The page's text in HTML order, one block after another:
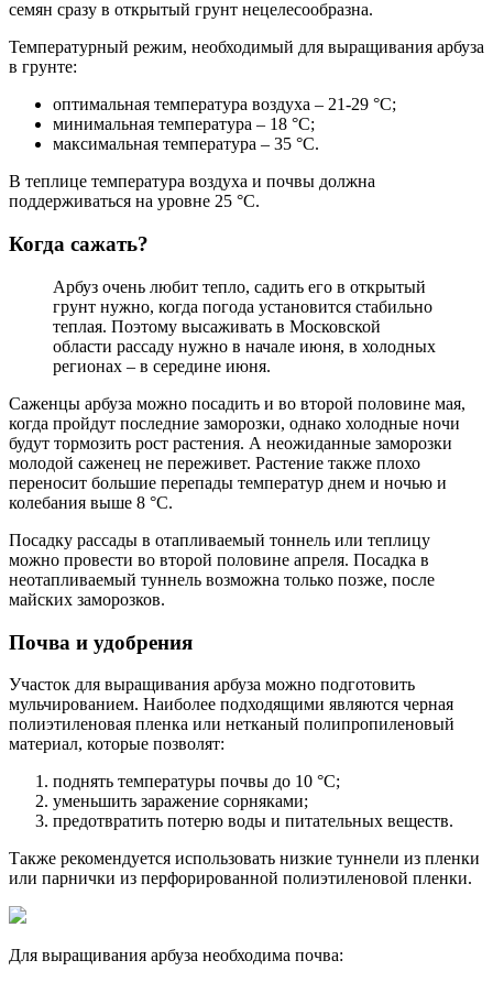
семян сразу в открытый грунт нецелесообразна.
Температурный режим, необходимый для выращивания арбуза
в грунте:
оптимальная температура воздуха – 21-29 °С;
минимальная температура – 18 °С;
максимальная температура – 35 °С.
В теплице температура воздуха и почвы должна
поддерживаться на уровне 25 °С.
Когда сажать?
Арбуз очень любит тепло, садить его в открытый
грунт нужно, когда погода установится стабильно
теплая. Поэтому высаживать в Московской
области рассаду нужно в начале июня, в холодных
регионах – в середине июня.
Саженцы арбуза можно посадить и во второй половине мая,
когда пройдут последние заморозки, однако холодные ночи
будут тормозить рост растения. А неожиданные заморозки
молодой саженец не переживет. Растение также плохо
переносит большие перепады температур днем ​​и ночью и
колебания выше 8 °C.
Посадку рассады в отапливаемый тоннель или теплицу
можно провести во второй половине апреля. Посадка в
неотапливаемый туннель возможна только позже, после
майских заморозков.
Почва и удобрения
Участок для выращивания арбуза можно подготовить
мульчированием. Наиболее подходящими являются черная
полиэтиленовая пленка или нетканый полипропиленовый
материал, которые позволят:
поднять температуры почвы до 10 °C;
уменьшить заражение сорняками;
предотвратить потерю воды и питательных веществ.
Также рекомендуется использовать низкие туннели из пленки
или парнички из перфорированной полиэтиленовой пленки.
Для выращивания арбуза необходима почва: